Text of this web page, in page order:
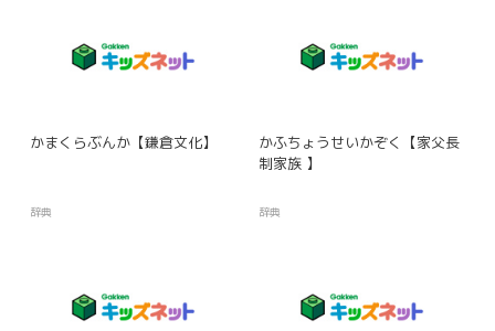
かまくらぶんか【鎌倉文化】
辞典
かふちょうせいかぞく【家父長
制家族 】
辞典